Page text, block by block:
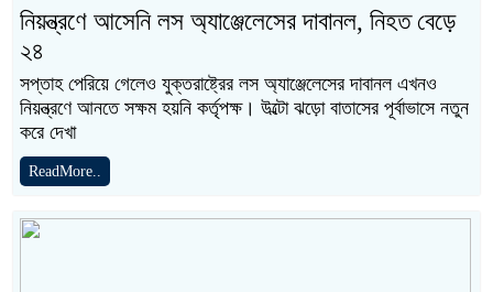
নিয়ন্ত্রণে আসেনি লস অ্যাঞ্জেলেসের দাবানল, নিহত বেড়ে
২৪
সপ্তাহ পেরিয়ে গেলেও যুক্তরাষ্ট্রের লস অ্যাঞ্জেলেসের দাবানল এখনও
নিয়ন্ত্রণে আনতে সক্ষম হয়নি কর্তৃপক্ষ। উল্টো ঝড়ো বাতাসের পূর্বাভাসে নতুন
করে দেখা
ReadMore..